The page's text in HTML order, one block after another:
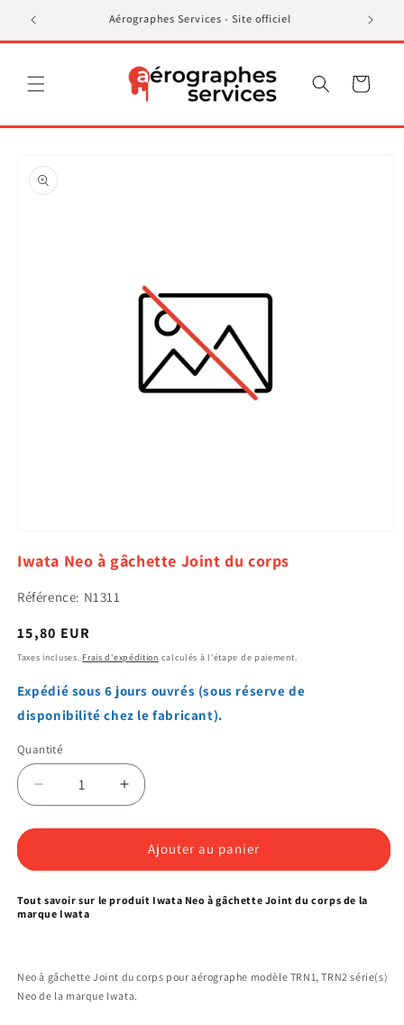
passer
Aérographes Services - Site officiel
Panier
informations
produits
média
dans
une
modale
Iwata Neo à gâchette Joint du corps
Référence: N1311
Prix
habituel
15,80 EUR
Taxes incluses. Frais d'expédition calculés à l'étape de paiement.
Expédié sous 6 jours ouvrés (sous réserve de
disponibilité chez le fabricant).
Quantité
Quantité
Réduire
la
quantité
Iwata
à
gâchette
corps
Augmenter
la
quantité
Iwata
à
corps
Ajouter au panier
Tout savoir sur le produit Iwata Neo à gâchette Joint du corps de la
marque Iwata
Neo à gâchette Joint du corps pour aérographe modèle TRN1, TRN2 série(s)
Neo de la marque Iwata.